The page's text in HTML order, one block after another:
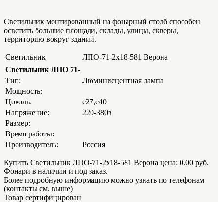
Светильник монтированный на фонарный столб способен
осветить большие площади, склады, улицы, скверы,
территорию вокруг зданий.
Светильник
ЛПО-71-2х18-581 Верона
Светильник ЛПО 71-
Тип:
Люминисцентная лампа
Мощность:
Цоколь:
е27,е40
Напряжение:
220-380в
Размер:
Время работы:
Производитель:
Россия
Купить Светильник ЛПО-71-2х18-581 Верона цена: 0.00 руб.
Фонари в наличии и под заказ.
Более подробную информацию можно узнать по телефонам
(контакты см. выше)
Товар сертифицирован